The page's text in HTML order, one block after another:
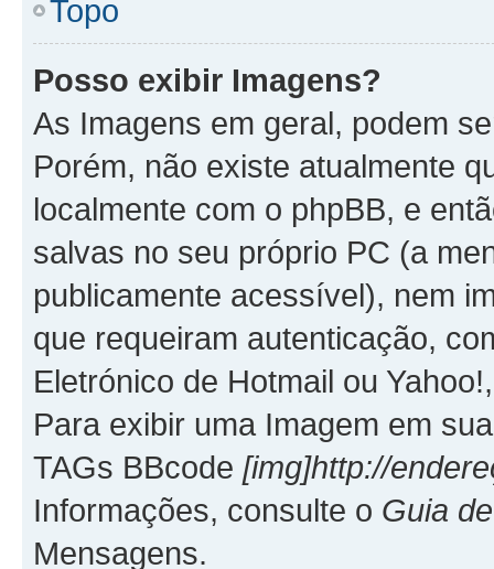
Topo
Posso exibir Imagens?
As Imagens em geral, podem
Porém, não existe atualmente
localmente com o phpBB, e
salvas no seu próprio PC (a
publicamente acessível), nem
que requeiram autenticação,
Eletrónico de Hotmail ou
Para exibir uma Imagem em
TAGs BBcode [img]http://
Informações, consulte o Guia
Mensagens.